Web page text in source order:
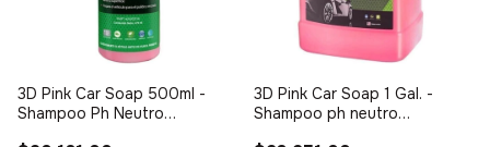
3D Pink Car Soap 500ml -
Shampoo Ph Neutro
3D Pink Car Soap 1 Gal. -
Shampoo ph neutro